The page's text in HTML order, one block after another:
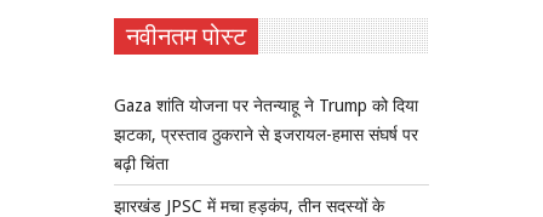
नवीनतम पोस्ट
Gaza शांति योजना पर नेतन्याहू ने Trump को दिया
झटका, प्रस्ताव ठुकराने से इजरायल-हमास संघर्ष पर
बढ़ी चिंता
झारखंड JPSC में मचा हड़कंप, तीन सदस्यों के